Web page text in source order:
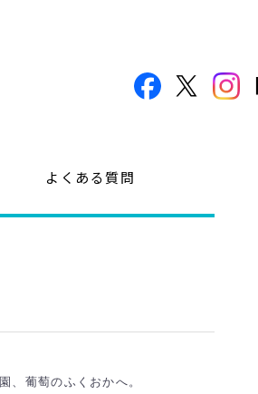
よくある質問
、葡萄のふくおかへ。